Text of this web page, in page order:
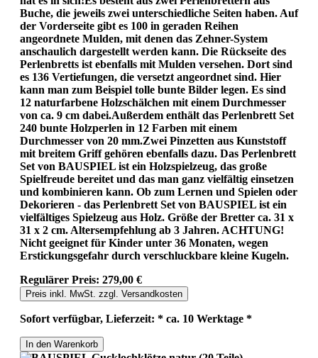
Buche, die jeweils zwei unterschiedliche Seiten haben. Auf
der Vorderseite gibt es 100 in geraden Reihen
angeordnete Mulden, mit denen das Zehner-System
anschaulich dargestellt werden kann. Die Rückseite des
Perlenbretts ist ebenfalls mit Mulden versehen. Dort sind
es 136 Vertiefungen, die versetzt angeordnet sind. Hier
kann man zum Beispiel tolle bunte Bilder legen. Es sind
12 naturfarbene Holzschälchen mit einem Durchmesser
von ca. 9 cm dabei.Außerdem enthält das Perlenbrett Set
240 bunte Holzperlen in 12 Farben mit einem
Durchmesser von 20 mm.Zwei Pinzetten aus Kunststoff
mit breitem Griff gehören ebenfalls dazu. Das Perlenbrett
Set von BAUSPIEL ist ein Holzspielzeug, das große
Spielfreude bereitet und das man ganz vielfältig einsetzen
und kombinieren kann. Ob zum Lernen und Spielen oder
Dekorieren - das Perlenbrett Set von BAUSPIEL ist ein
vielfältiges Spielzeug aus Holz. Größe der Bretter ca. 31 x
31 x 2 cm. Altersempfehlung ab 3 Jahren. ACHTUNG!
Nicht geeignet für Kinder unter 36 Monaten, wegen
Erstickungsgefahr durch verschluckbare kleine Kugeln.
Regulärer Preis: 279,00 €
Preis inkl. MwSt. zzgl. Versandkosten
Sofort verfügbar, Lieferzeit: * ca. 10 Werktage *
In den Warenkorb